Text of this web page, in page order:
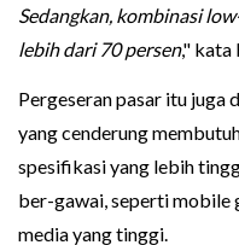
Sedangkan, kombinasi
lebih dari 70 persen," kata
Pergeseran pasar itu juga
yang cenderung
spesifikasi yang lebih
ber-gawai, seperti mobile
media yang tinggi.